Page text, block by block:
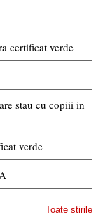
certificat verde
stau cu copiii in
verde
Toate stirile